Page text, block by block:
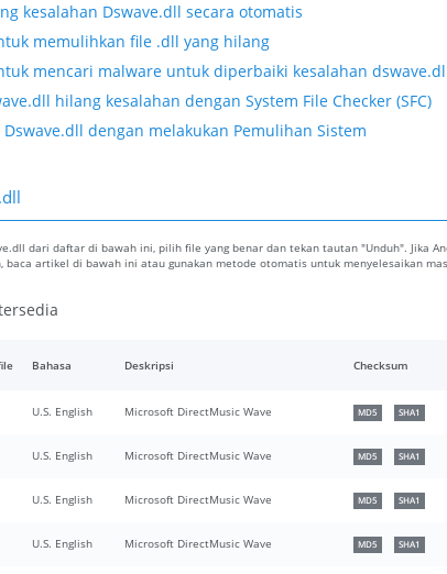
kesalahan Dswave.dll secara otomatis
memulihkan file .dll yang hilang
mencari malware untuk diperbaiki kesalahan
hilang kesalahan dengan System File Checker (SFC)
dengan melakukan Pemulihan Sistem
dari daftar di bawah ini, pilih file yang benar dan tekan tautan "Unduh". Jika
baca artikel di bawah ini atau gunakan metode otomatis untuk menyelesaikan
Bahasa Deskripsi Checksum
U.S. English Microsoft DirectMusic Wave MD5 SHA1
U.S. English Microsoft DirectMusic Wave MD5 SHA1
U.S. English Microsoft DirectMusic Wave MD5 SHA1
U.S. English Microsoft DirectMusic Wave MD5 SHA1